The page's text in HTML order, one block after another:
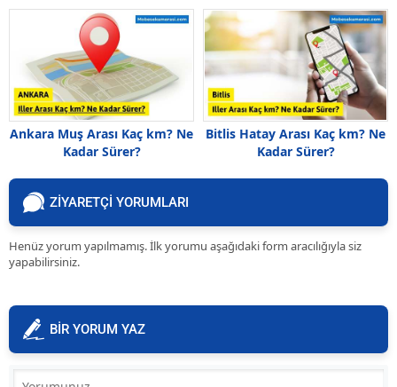
Ankara Muş Arası Kaç km? Ne
Kadar Sürer?
Bitlis Hatay Arası Kaç km? Ne
Kadar Sürer?
ZİYARETÇİ YORUMLARI
Henüz yorum yapılmamış. İlk yorumu aşağıdaki form aracılığıyla siz
yapabilirsiniz.
BİR YORUM YAZ